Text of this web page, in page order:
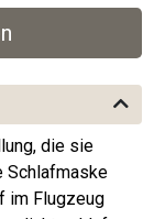
die sie
Schlafmaske
im Flugzeug